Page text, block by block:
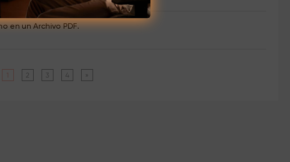
en un Archivo PDF.
2 3 4 »